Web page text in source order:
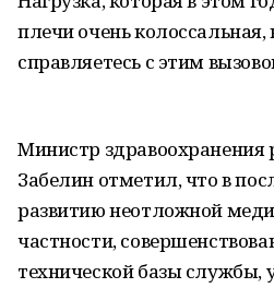
плечи очень колоссальная,
справляетесь с этим
Министр
Забелин отметил, что в
развитию неотложной
частности,
технической базы службы,